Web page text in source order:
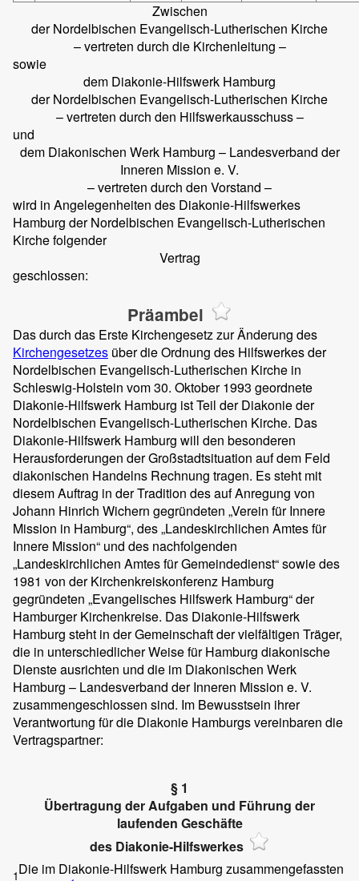
Zwischen
der Nordelbischen Evangelisch-Lutherischen Kirche
– vertreten durch die Kirchenleitung –
sowie
dem Diakonie-Hilfswerk Hamburg
der Nordelbischen Evangelisch-Lutherischen Kirche
– vertreten durch den Hilfswerkausschuss –
und
dem Diakonischen Werk Hamburg – Landesverband der
Inneren Mission e. V.
– vertreten durch den Vorstand –
wird in Angelegenheiten des Diakonie-Hilfswerkes
Hamburg der Nordelbischen Evangelisch-Lutherischen
Kirche folgender
Vertrag
geschlossen:
Präambel
Das durch das Erste Kirchengesetz zur Änderung des
Kirchengesetzes über die Ordnung des Hilfswerkes der
Nordelbischen Evangelisch-Lutherischen Kirche in
Schleswig-Holstein vom 30. Oktober 1993 geordnete
Diakonie-Hilfswerk Hamburg ist Teil der Diakonie der
Nordelbischen Evangelisch-Lutherischen Kirche. Das
Diakonie-Hilfswerk Hamburg will den besonderen
Herausforderungen der Großstadtsituation auf dem Feld
diakonischen Handelns Rechnung tragen. Es steht mit
diesem Auftrag in der Tradition des auf Anregung von
Johann Hinrich Wichern gegründeten „Verein für Innere
Mission in Hamburg“, des „Landeskirchlichen Amtes für
Innere Mission“ und des nachfolgenden
„Landeskirchlichen Amtes für Gemeindedienst“ sowie des
1981 von der Kirchenkreiskonferenz Hamburg
gegründeten „Evangelisches Hilfswerk Hamburg“ der
Hamburger Kirchenkreise. Das Diakonie-Hilfswerk
Hamburg steht in der Gemeinschaft der vielfältigen Träger,
die in unterschiedlicher Weise für Hamburg diakonische
Dienste ausrichten und die im Diakonischen Werk
Hamburg – Landesverband der Inneren Mission e. V.
zusammengeschlossen sind. Im Bewusstsein ihrer
Verantwortung für die Diakonie Hamburgs vereinbaren die
Vertragspartner:
§ 1
Übertragung der Aufgaben und Führung der
laufenden Geschäfte
des Diakonie-Hilfswerkes
1Die im Diakonie-Hilfswerk Hamburg zusammengefassten